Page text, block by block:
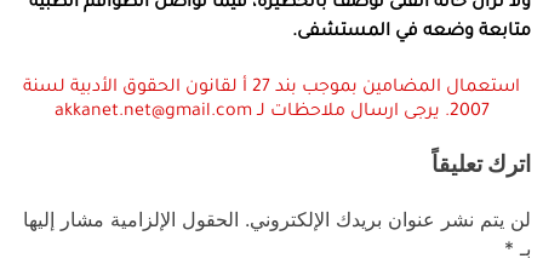
ولا تزال حالة الفتى توصف بالخطيرة، فيما تواصل الطواقم الطبية
متابعة وضعه في المستشفى.
استعمال المضامين بموجب بند 27 أ لقانون الحقوق الأدبية لسنة
2007. يرجى ارسال ملاحظات لـ akkanet.net@gmail.com
اترك تعليقاً
لن يتم نشر عنوان بريدك الإلكتروني. الحقول الإلزامية مشار إليها
بـ *